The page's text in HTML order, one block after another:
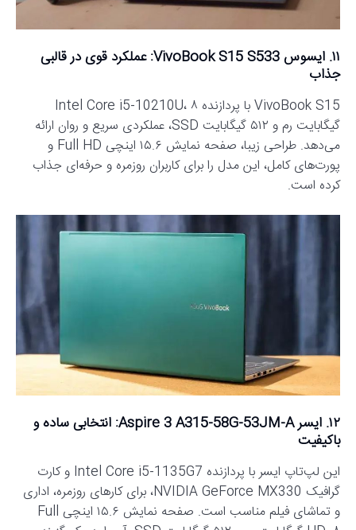
۱۱. ایسوس VivoBook S15 S533: عملکرد قوی در قالبی
جذاب
VivoBook S15 با پردازنده Intel Core i5-10210U، ۸
گیگابایت رم و ۵۱۲ گیگابایت SSD، عملکردی سریع و روان ارائه
می‌دهد. طراحی زیبا، صفحه نمایش ۱۵.۶ اینچی Full HD و
پورت‌های کامل، این مدل را برای کاربران روزمره و حرفه‌ای جذاب
کرده است.
۱۲. ایسر Aspire 3 A315-58G-53JM-A: انتخابی ساده و
باکیفیت
این لپ‌تاپ ایسر با پردازنده Intel Core i5-1135G7 و کارت
گرافیک NVIDIA GeForce MX330، برای کارهای روزمره، اداری
و تماشای فیلم مناسب است. صفحه نمایش ۱۵.۶ اینچی Full